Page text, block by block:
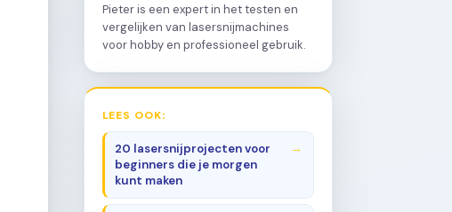
Pieter is een expert in het testen en
vergelijken van lasersnijmachines
voor hobby en professioneel gebruik.
LEES OOK:
20 lasersnijprojecten voor
beginners die je morgen
kunt maken